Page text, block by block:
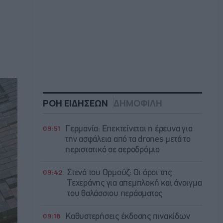
ΡΟΗ ΕΙΔΗΣΕΩΝ ΔΗΜΟΦΙΛΗ
09:51
Γερμανία: Επεκτείνεται η έρευνα για
την ασφάλεια από τα drones μετά το
περιστατικό σε αεροδρόμιο
09:42
Στενά του Ορμούζ: Οι όροι της
Τεχεράνης για απεμπλοκή και άνοιγμα
του θαλάσσιου περάσματος
09:18 Καθυστερήσεις έκδοσης πινακίδων